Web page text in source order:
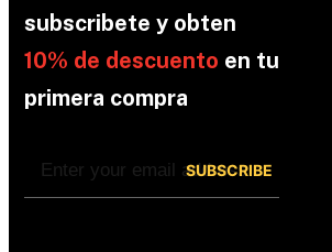
subscribete y obten
10% de descuento en tu
primera compra